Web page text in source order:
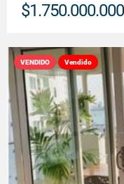
$1.750.000.000
VENDIDO Vendido